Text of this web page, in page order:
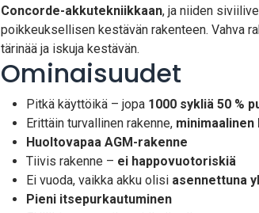
Concorde-akku­tekniikkaan, ja niiden
poikkeuksellisen kestävän rakenteen. Vahva
tärinää ja iskuja kestävän.
Ominaisuudet
Pitkä käyttöikä – jopa 1000 sykliä 50 %
Erittäin turvallinen rakenne, minimaalinen
Huoltovapaa AGM-rakenne
Tiivis rakenne – ei happovuotoriskiä
Ei vuoda, vaikka akku olisi asennettuna
Pieni itsepurkautuminen